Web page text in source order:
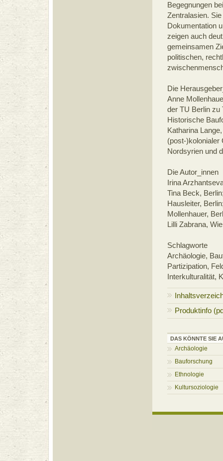
Begegnungen
Zentralasien.
Dokumentation
zeigen auch
gemeinsamen
politischen,
Die
Anne
der TU Berlin zu
Historische
Katharina
(post-)kolonialer
Nordsyrien und
Die Autor_innen
Irina
Tina Beck,
Hausleiter,
Mollenhauer,
Lilli Zabrana,
Schlagworte
Archäologie,
Partizipation,
Interkulturalität,
Produktinfo
DAS KÖNNTE SIE
Archäologie
Bauforschung
Ethnologie
Kultursoziologie